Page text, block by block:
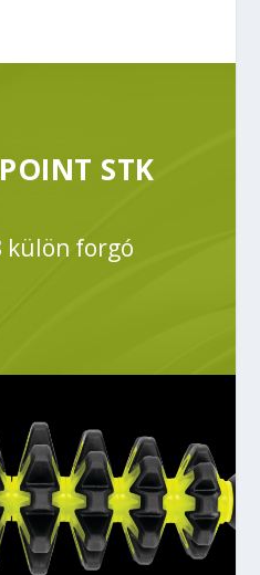
STK
külön forgó